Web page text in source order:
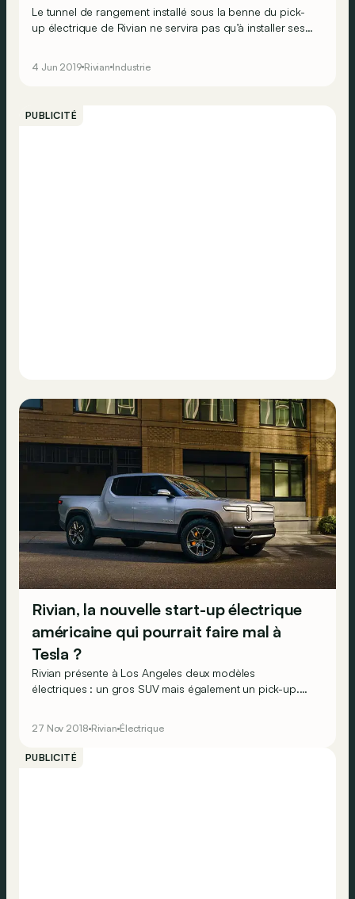
Le tunnel de rangement installé sous la benne du pick-
up électrique de Rivian ne servira pas qu’à installer ses
4 Jun 2019 Rivian Industrie
PUBLICITÉ
Rivian, la nouvelle start-up électrique
américaine qui pourrait faire mal à
Tesla ?
Rivian présente à Los Angeles deux modèles
électriques : un gros SUV mais également un pick-up.
aussi prochainement s’attaquer à cette silhouette
toujours populaire aux Etats-Unis.
27 Nov 2018 Rivian Électrique
PUBLICITÉ